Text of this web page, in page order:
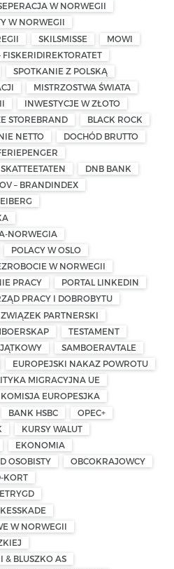
W NORWEGII
W NORWEGII
SKILSMISSE
MOWI
FISKERIDIREKTORATET
SPOTKANIE Z POLSKĄ
MISTRZOSTWA ŚWIATA
INWESTYCJE W ZŁOTO
STOREBRAND
BLACK ROCK
NETTO
DOCHÓD BRUTTO
SKATTEETATEN
DNB BANK
– BRANDINDEX
NORWEGIA
POLACY W OSLO
W NORWEGII
PRACY
PORTAL LINKEDIN
PRACY I DOBROBYTU
ZWIĄZEK PARTNERSKI
TESTAMENT
SAMBOERAVTALE
EUROPEJSKI NAKAZ POWROTU
MIGRACYJNA UE
KOMISJA EUROPESJKA
BANK HSBC
OPEC+
KURSY WALUT
EKONOMIA
OSOBISTY
OBCOKRAJOWCY
KORT
W NORWEGII
& BLUSZKO AS